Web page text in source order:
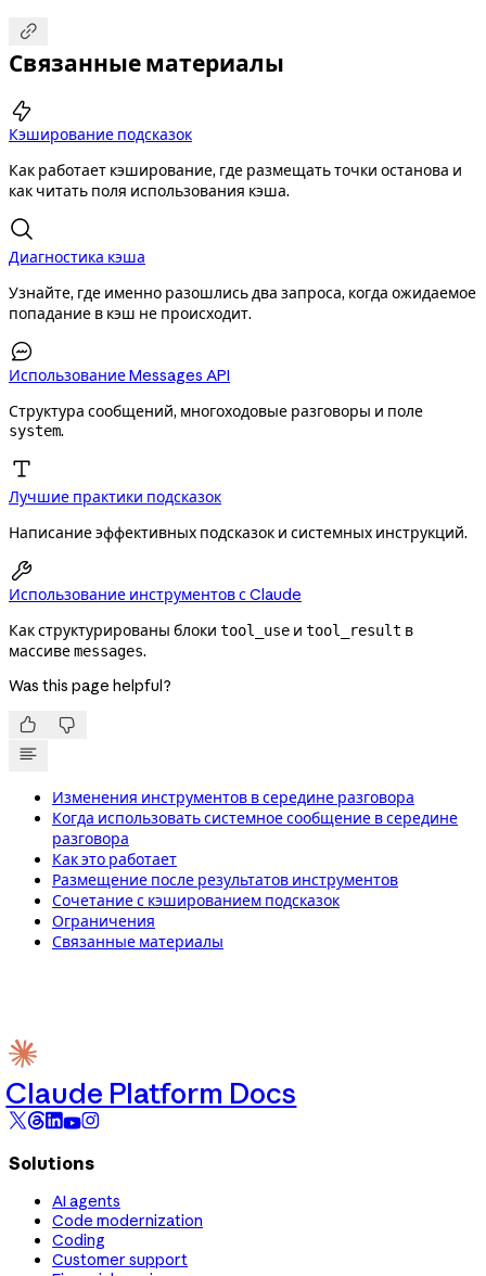

Связанные материалы

Кэширование подсказок
Как работает кэширование, где размещать точки останова и
как читать поля использования кэша.
Диагностика кэша
Узнайте, где именно разошлись два запроса, когда ожидаемое
попадание в кэш не происходит.

Использование Messages API
Структура сообщений, многоходовые разговоры и поле
system.
Лучшие практики подсказок
Написание эффективных подсказок и системных инструкций.

Использование инструментов с Claude
Как структурированы блоки tool_use и tool_result в
массивеmessages.
Was this page helpful?
 
Изменения инструментов в середине разговора
Когда использовать системное сообщение в середине
разговора
Как это работает
Размещение после результатов инструментов
Сочетание с кэшированием подсказок
Ограничения
Связанные материалы
Claude Platform Docs
Solutions
AI agents
Code modernization
Coding
Customer support